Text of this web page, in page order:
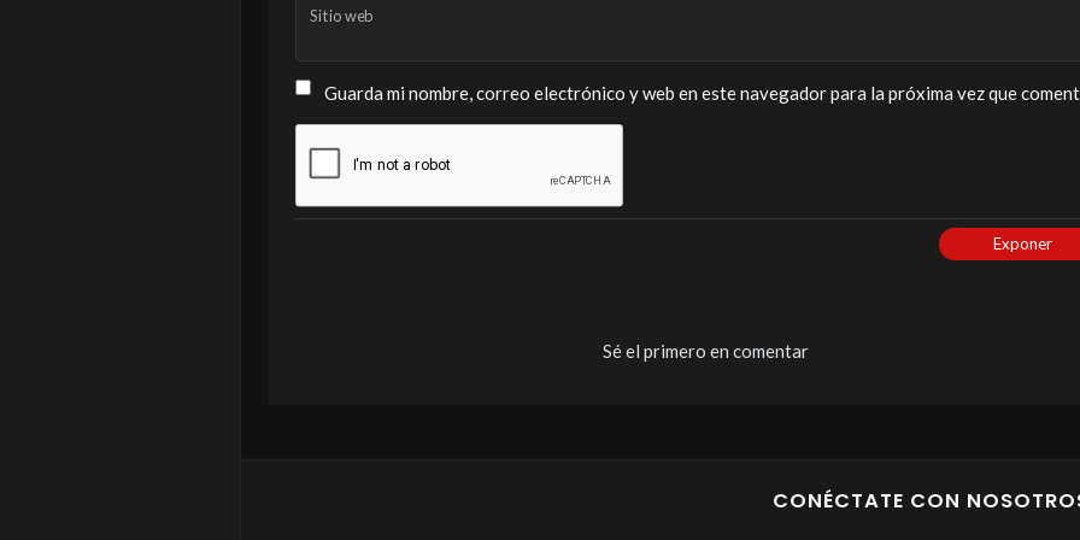
Sitio web
Guarda mi nombre, correo electrónico y web en este navegador para la próxima vez que
Exponer
Sé el primero en comentar
CONÉCTATE CON